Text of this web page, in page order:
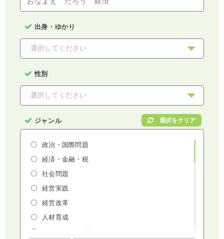
出身・ゆかり
性別
ジャンル
政治・国際問題
経済・金融・税
社会問題
経営実践
経営改革
人材育成
マーケティング